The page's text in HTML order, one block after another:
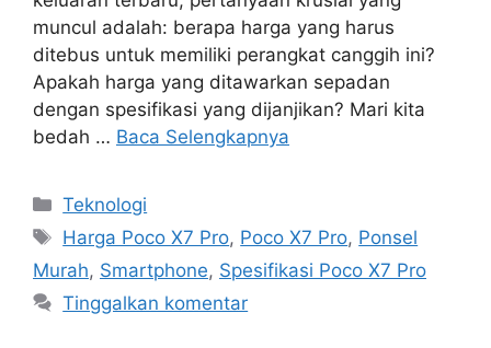
muncul adalah: berapa harga yang harus
ditebus untuk memiliki perangkat canggih ini?
Apakah harga yang ditawarkan sepadan
dengan spesifikasi yang dijanjikan? Mari kita
bedah … Baca Selengkapnya
Kategori
Teknologi
Tag
Harga Poco X7 Pro, Poco X7 Pro, Ponsel
Murah, Smartphone, Spesifikasi Poco X7 Pro
Tinggalkan komentar